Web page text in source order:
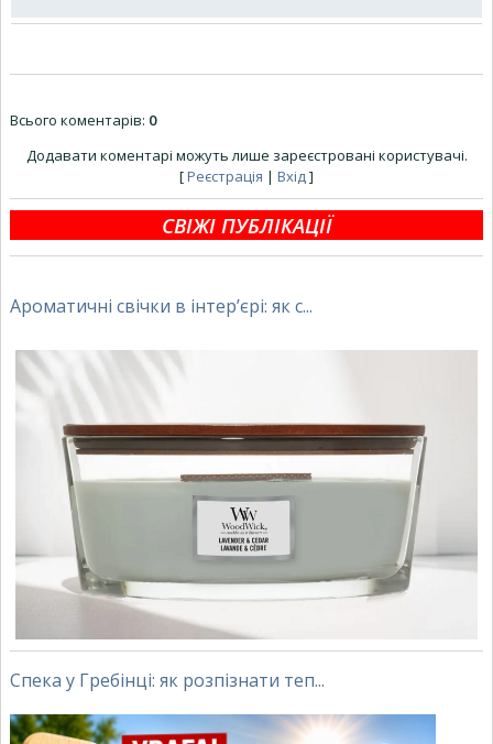
Всього коментарів: 0
Додавати коментарі можуть лише зареєстровані користувачі.
[Реєстрація | Вхід ]
СВІЖІ ПУБЛІКАЦІЇ
Ароматичні свічки в інтер’єрі: як с...
Спека у Гребінці: як розпізнати теп...